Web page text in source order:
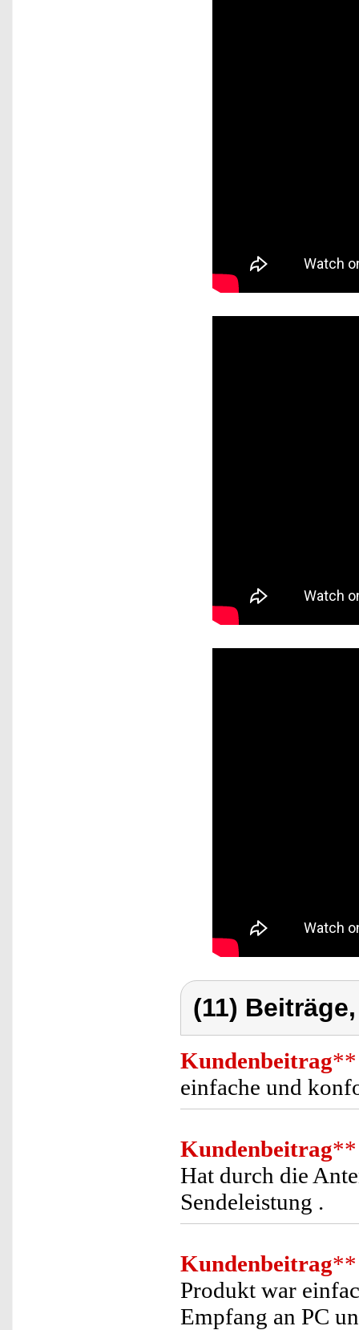
(11)
Kundenbeitrag**
einfache und
Kundenbeitrag**
Hat durch die
Sendeleistung .
Kundenbeitrag**
Produkt war
Empfang an PC